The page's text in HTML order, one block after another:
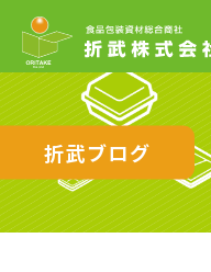
折武ブログ